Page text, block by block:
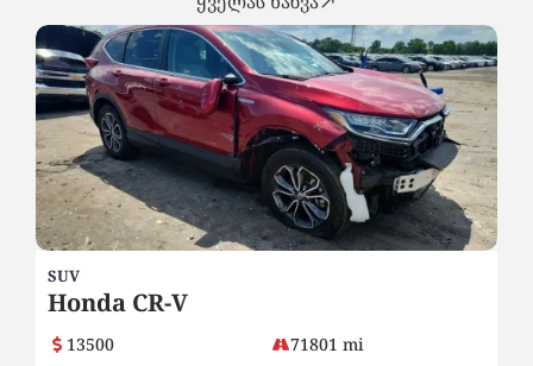
SUV
Honda CR-V
13500
71801 mi